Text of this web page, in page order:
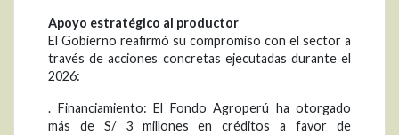
Apoyo estratégico al productor
El Gobierno reafirmó su compromiso con el sector a
través de acciones concretas ejecutadas durante el
2026:
. Financiamiento: El Fondo Agroperú ha otorgado
más de S/ 3 millones en créditos a favor de